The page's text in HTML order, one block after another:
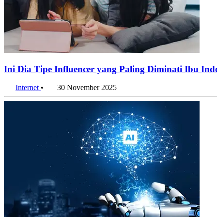
Ini Dia Tipe Influencer yang Paling Diminati Ibu
Internet • 30 November 2025